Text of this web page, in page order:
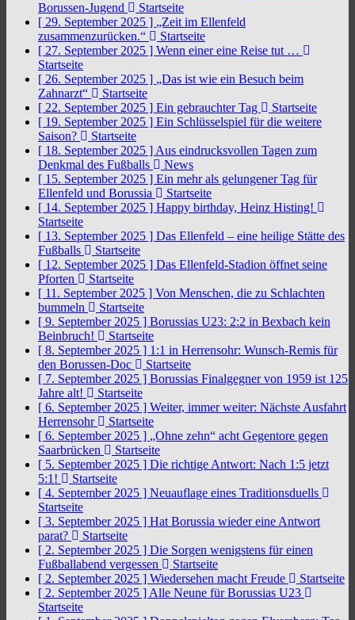
Borussen-Jugend
Startseite
[ 29. September 2025 ] „Zeit im Ellenfeld
zusammenzurücken.“
Startseite
[ 27. September 2025 ] Wenn einer eine Reise tut …
Startseite
[ 26. September 2025 ] „Das ist wie ein Besuch beim
Zahnarzt“
Startseite
[ 22. September 2025 ] Ein gebrauchter Tag
Startseite
[ 19. September 2025 ] Ein Schlüsselspiel für die weitere
Saison?
Startseite
[ 18. September 2025 ] Aus eindrucksvollen Tagen zum
Denkmal des Fußballs
News
[ 15. September 2025 ] Ein mehr als gelungener Tag für
Ellenfeld und Borussia
Startseite
[ 14. September 2025 ] Happy birthday, Heinz Histing!
Startseite
[ 13. September 2025 ] Das Ellenfeld – eine heilige Stätte des
Fußballs
Startseite
[ 12. September 2025 ] Das Ellenfeld-Stadion öffnet seine
Pforten
Startseite
[ 11. September 2025 ] Von Menschen, die zu Schlachten
bummeln
Startseite
[ 9. September 2025 ] Borussias U23: 2:2 in Bexbach kein
Beinbruch!
Startseite
[ 8. September 2025 ] 1:1 in Herrensohr: Wunsch-Remis für
den Borussen-Doc
Startseite
[ 7. September 2025 ] Borussias Finalgegner von 1959 ist 125
Jahre alt!
Startseite
[ 6. September 2025 ] Weiter, immer weiter: Nächste Ausfahrt
Herrensohr
Startseite
[ 6. September 2025 ] „Ohne zehn“ acht Gegentore gegen
Saarbrücken
Startseite
[ 5. September 2025 ] Die richtige Antwort: Nach 1:5 jetzt
5:1!
Startseite
[ 4. September 2025 ] Neuauflage eines Traditionsduells
Startseite
[ 3. September 2025 ] Hat Borussia wieder eine Antwort
parat?
Startseite
[ 2. September 2025 ] Die Sorgen wenigstens für einen
Fußballabend vergessen
Startseite
[ 2. September 2025 ] Wiedersehen macht Freude
Startseite
[ 2. September 2025 ] Alle Neune für Borussias U23
Startseite